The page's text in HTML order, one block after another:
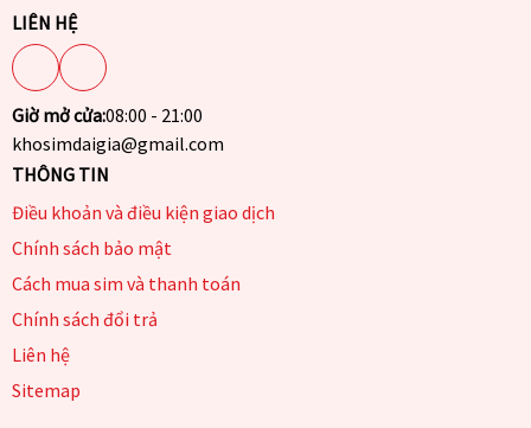
LIÊN HỆ
Giờ mở cửa:08:00 - 21:00
khosimdaigia@gmail.com
THÔNG TIN
Điều khoản và điều kiện giao dịch
Chính sách bảo mật
Cách mua sim và thanh toán
Chính sách đổi trả
Liên hệ
Sitemap